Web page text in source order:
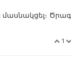
մասնակցել։
1